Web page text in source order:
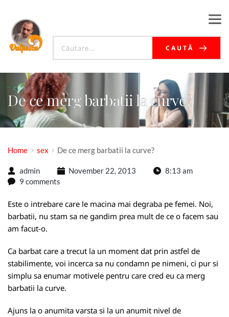
CAUTĂ
De ce merg barbatii la curve?
Home sex De ce merg barbatii la curve?
admin November 22, 2013
8:13 am
9 comments
Este o intrebare care le macina mai degraba pe femei. Noi,
barbatii, nu stam sa ne gandim prea mult de ce o facem sau
am facut-o.
Ca barbat care a trecut la un moment dat prin astfel de
stabilimente, voi incerca sa nu condamn pe nimeni, ci pur si
simplu sa enumar motivele pentru care cred eu ca merg
barbatii la curve.
Ajuns la o anumita varsta si la un anumit nivel de